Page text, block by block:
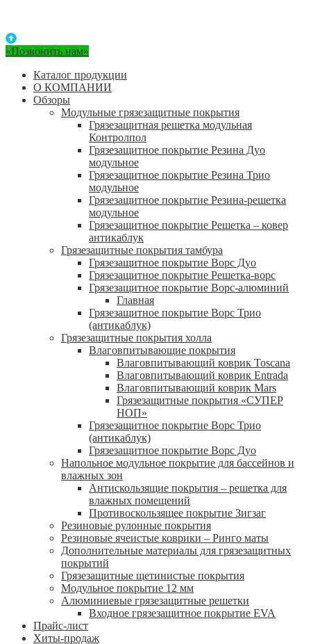
«Позвонить нам»
Каталог продукции
О КОМПАНИИ
Обзоры
Модульные грязезащитные покрытия
Грязезащитная решетка модульная
Контролпол
Грязезащитное покрытие Резина Дуо
модульное
Грязезащитное покрытие Резина Трио
модульное
Грязезащитное покрытие Резина-решетка
модульное
Грязезащитное покрытие Решетка – ковер
антикаблук
Грязезащитные покрытия тамбура
Грязезащитное покрытие Ворс Дуо
Грязезащитное покрытие Решетка-ворс
Грязезащитное покрытие Ворс-алюминий
Главная
Грязезащитное покрытие Ворс Трио
(антикаблук)
Грязезащитные покрытия холла
Влаговпитывающие покрытия
Влаговпитывающий коврик Toscana
Влаговпитывающий коврик Entrada
Влаговпитывающий коврик Mars
Грязезащитные покрытия «СУПЕР
НОП»
Грязезащитное покрытие Ворс Трио
(антикаблук)
Грязезащитное покрытие Ворс Дуо
Напольное модульное покрытие для бассейнов и
влажных зон
Антискользящие покрытия – решетка для
влажных помещений
Противоскользящее покрытие Зигзаг
Резиновые рулонные покрытия
Резиновые ячеистые коврики – Ринго маты
Дополнительные материалы для грязезащитных
покрытий
Грязезащитные щетинистые покрытия
Модульное покрытие 12 мм
Алюминиевые грязезащитные решетки
Входное грязезащитное покрытие EVA
Прайс-лист
Хиты-продаж